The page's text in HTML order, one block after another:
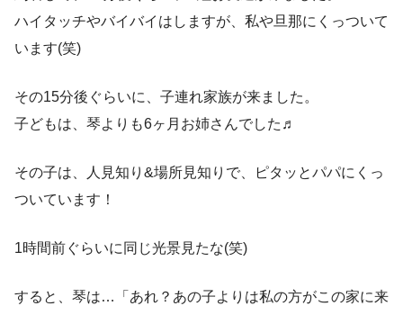
ハイタッチやバイバイはしますが、私や旦那にくっついて
います(笑)
その15分後ぐらいに、子連れ家族が来ました。
子どもは、琴よりも6ヶ月お姉さんでした♬
その子は、人見知り&場所見知りで、ピタッとパパにくっ
ついています！
1時間前ぐらいに同じ光景見たな(笑)
すると、琴は…「あれ？あの子よりは私の方がこの家に来